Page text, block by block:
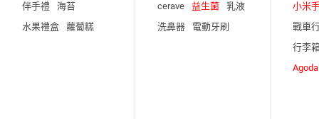
伴手禮
海苔
水果禮盒
蘿蔔糕
cerave
益生菌
乳液
洗鼻器
電動牙刷
小米
戰車
行李